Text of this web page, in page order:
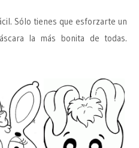
Sólo tienes que esforzarte un
la más bonita de todas.